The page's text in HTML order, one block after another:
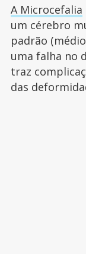
A Microcefalia
um cérebro
padrão
uma falha no
traz
das